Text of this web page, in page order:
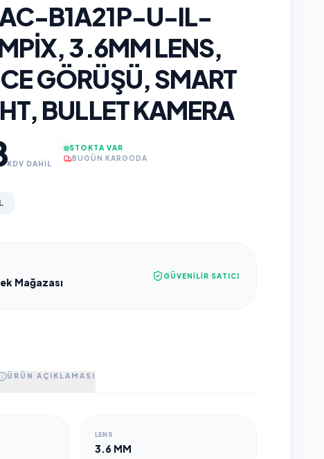
B1A21P-U-IL-
3.6MM LENS,
GÖRÜŞÜ, SMART
BULLET KAMERA
KDV DAHİL
STOKTA VAR
BUGÜN KARGODA
Mağazası GÜVENILIR SATICI
ÜRÜN AÇIKLAMASI
LENS
3.6 MM